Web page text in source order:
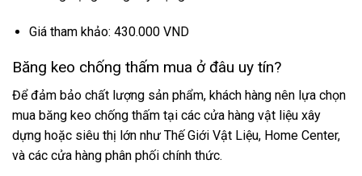
Giá tham khảo: 430.000 VND
Băng keo chống thấm mua ở đâu uy tín?
Để đảm bảo chất lượng sản phẩm, khách hàng nên lựa chọn
mua băng keo chống thấm tại các cửa hàng vật liệu xây
dựng hoặc siêu thị lớn như Thế Giới Vật Liệu, Home Center,
và các cửa hàng phân phối chính thức.